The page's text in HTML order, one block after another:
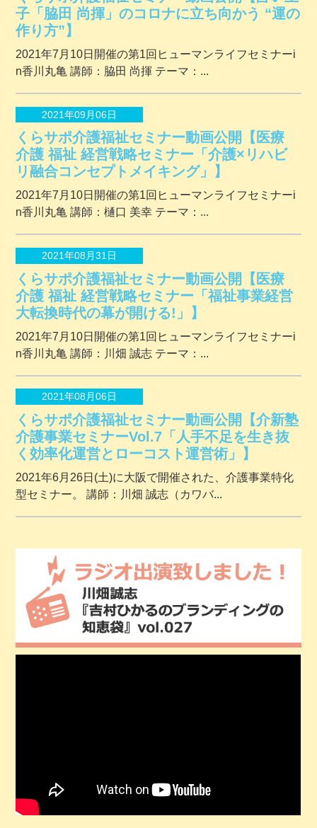
子「脇田 尚揮」のコロナに立ち向かう “運の
作り方”】
2021年7月10日開催の第1回ヒューマンライフセミナーi
n香川丸亀 講師：脇田 尚揮 テーマ：...
2021年09月06日
くらサポ介護福祉セミナー動画公開【医療
介護 福祉 経営戦略セミナー「介護×リハビ
リ融合コンセプトメイキング」】
2021年7月10日開催の第1回ヒューマンライフセミナーi
n香川丸亀 講師：樋口 美幸 テーマ：...
2021年08月31日
くらサポ介護福祉セミナー動画公開【医療
介護 福祉 経営戦略セミナー「福祉事業経営
大転換時代の幕が開ける!」】
2021年7月10日開催の第1回ヒューマンライフセミナーi
n香川丸亀 講師：川畑 誠志 テーマ：...
2021年08月06日
くらサポ介護福祉セミナー動画公開【介新塾
介護事業セミナーVol.7「人手不足を生き抜
く効率化運営とローコスト運営術」】
2021年6月26日(土)に大阪で開催された、介護事業特化
型セミナー。 講師：川畑 誠志（カワバ...